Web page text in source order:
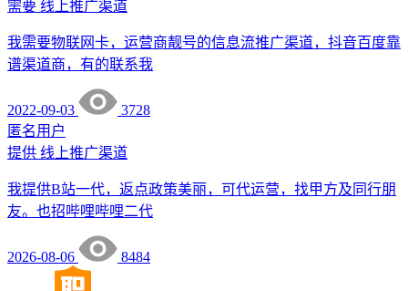
需要 线上推广渠道
我需要物联网卡，运营商靓号的信息流推广渠道，抖音百度靠
谱渠道商，有的联系我
2022-09-03
3728
匿名用户
提供 线上推广渠道
我提供B站一代，返点政策美丽，可代运营，找甲方及同行朋
友。也招哔哩哔哩二代
2026-08-06 8484